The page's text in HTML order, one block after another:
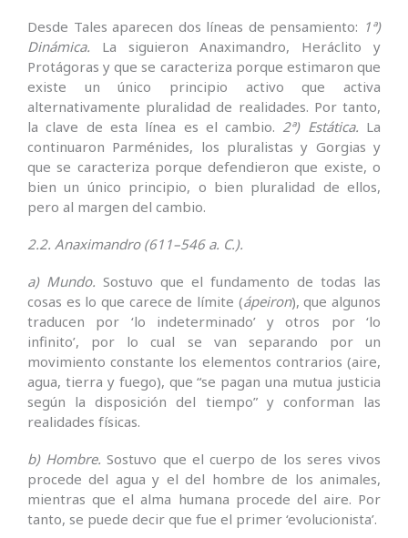
Desde Tales aparecen dos líneas de pensamiento: 1ª)
Dinámica. La siguieron Anaximandro, Heráclito y
Protágoras y que se caracteriza porque estimaron que
existe un único principio activo que activa
alternativamente pluralidad de realidades. Por tanto,
la clave de esta línea es el cambio. 2ª) Estática. La
continuaron Parménides, los pluralistas y Gorgias y
que se caracteriza porque defendieron que existe, o
bien un único principio, o bien pluralidad de ellos,
pero al margen del cambio.
2.2. Anaximandro (611–546 a. C.).
a) Mundo. Sostuvo que el fundamento de todas las
cosas es lo que carece de límite (ápeiron), que algunos
traducen por ‘lo indeterminado’ y otros por ‘lo
infinito’, por lo cual se van separando por un
movimiento constante los elementos contrarios (aire,
agua, tierra y fuego), que “se pagan una mutua justicia
según la disposición del tiempo” y conforman las
realidades físicas.
b) Hombre. Sostuvo que el cuerpo de los seres vivos
procede del agua y el del hombre de los animales,
mientras que el alma humana procede del aire. Por
tanto, se puede decir que fue el primer ‘evolucionista’.